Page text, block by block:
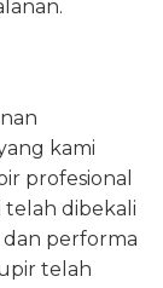
kami
profesional
dibekali
performa
telah